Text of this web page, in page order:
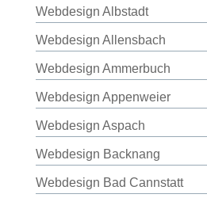
Webdesign Albstadt
Webdesign Allensbach
Webdesign Ammerbuch
Webdesign Appenweier
Webdesign Aspach
Webdesign Backnang
Webdesign Bad Cannstatt